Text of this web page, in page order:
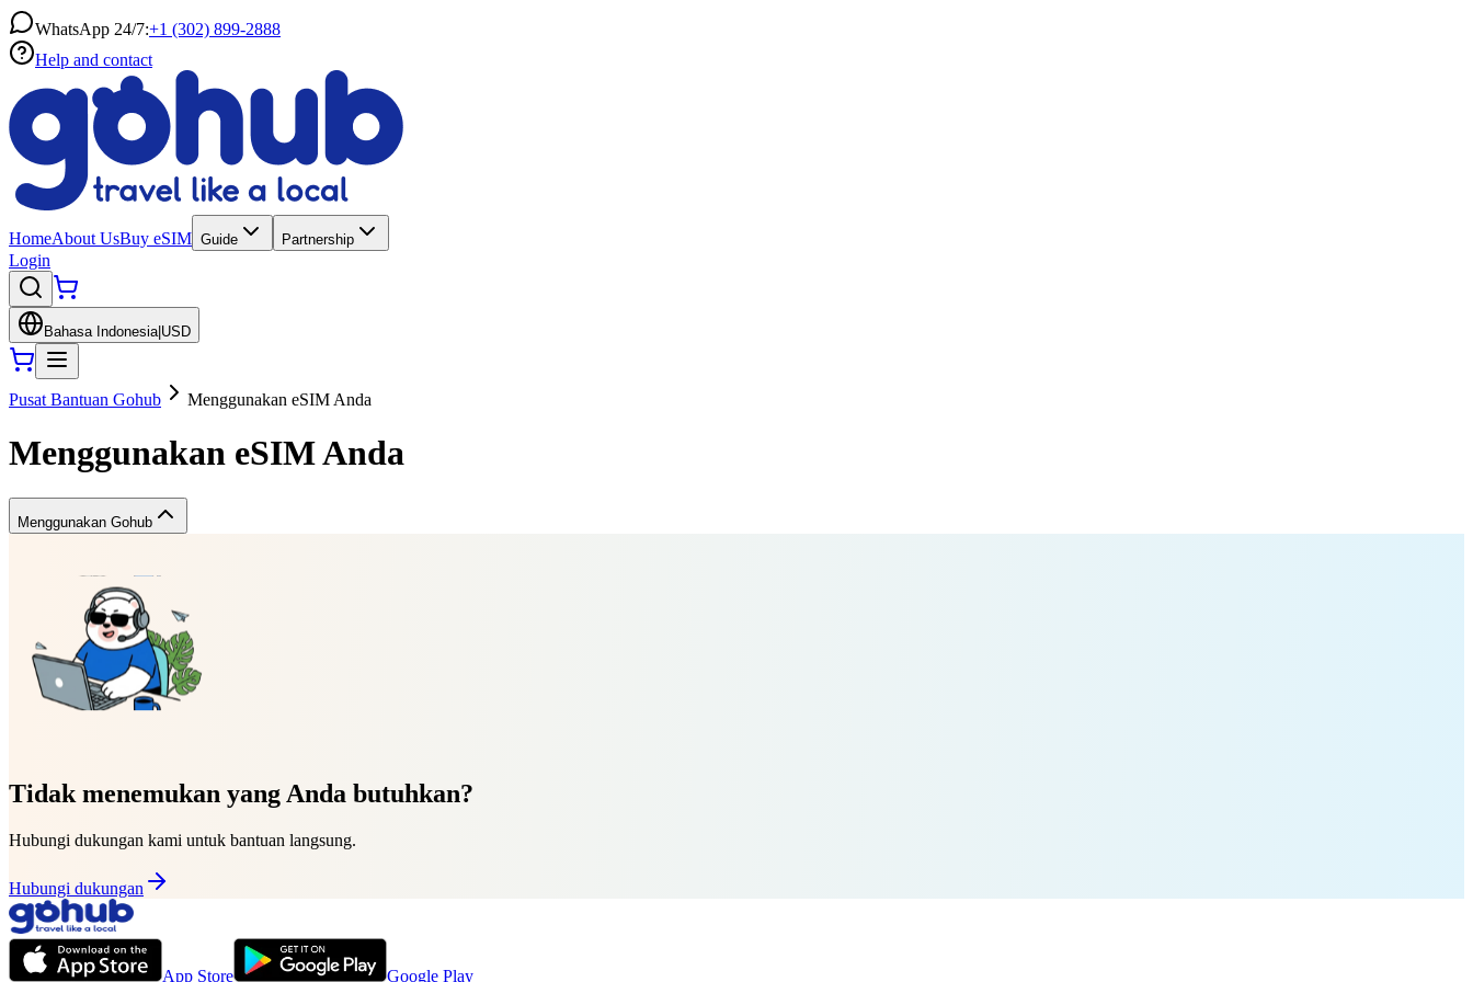
WhatsApp 24/7:+1 (302) 899-2888
Help and contact
HomeAbout UsBuy eSIM Guide Partnership
Login
Bahasa Indonesia| USD
Pusat Bantuan Gohub Menggunakan eSIM Anda
Menggunakan eSIM Anda
Menggunakan Gohub
Tidak menemukan yang Anda butuhkan?
Hubungi dukungan kami untuk bantuan langsung.
Hubungi dukungan
App Store Google Play